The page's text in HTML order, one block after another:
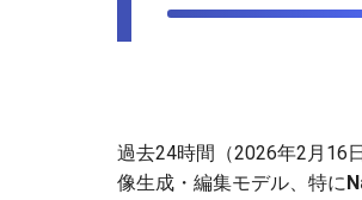
過去24時間（2026年2月16
像生成・編集モデル、特に